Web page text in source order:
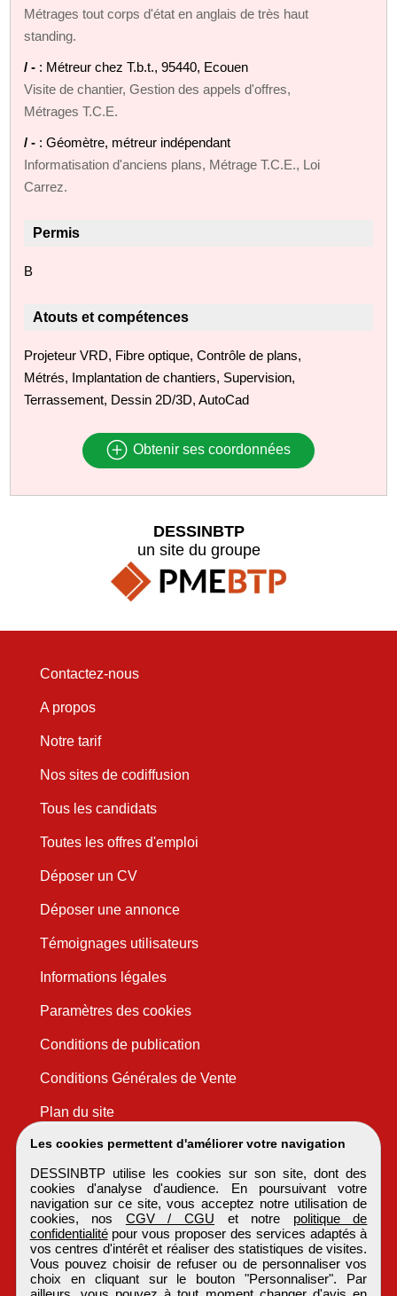
Métrages tout corps d'état en anglais de très haut
standing.
/ - : Métreur chez T.b.t., 95440, Ecouen
Visite de chantier, Gestion des appels d'offres,
Métrages T.C.E.
/ - : Géomètre, métreur indépendant
Informatisation d'anciens plans, Métrage T.C.E., Loi
Carrez.
Permis
B
Atouts et compétences
Projeteur VRD, Fibre optique, Contrôle de plans,
Métrés, Implantation de chantiers, Supervision,
Terrassement, Dessin 2D/3D, AutoCad
Obtenir ses coordonnées
Les cookies permettent d'améliorer votre navigation
DESSINBTP utilise les cookies sur son site, dont des
cookies d'analyse d'audience. En poursuivant votre
navigation sur ce site, vous acceptez notre utilisation de
cookies, nos CGV / CGU et notre politique de
confidentialitépour vous proposer des services adaptés à
vos centres d'intérêt et réaliser des statistiques de visites.
Vous pouvez choisir de refuser ou de personnaliser vos
choix en cliquant sur le bouton "Personnaliser". Par
DESSINBTP
un site du groupe
Contactez-nous
A propos
Notre tarif
Nos sites de codiffusion
Tous les candidats
Toutes les offres d'emploi
Déposer un CV
Déposer une annonce
Témoignages utilisateurs
Informations légales
Paramètres des cookies
Conditions de publication
Conditions Générales de Vente
Plan du site